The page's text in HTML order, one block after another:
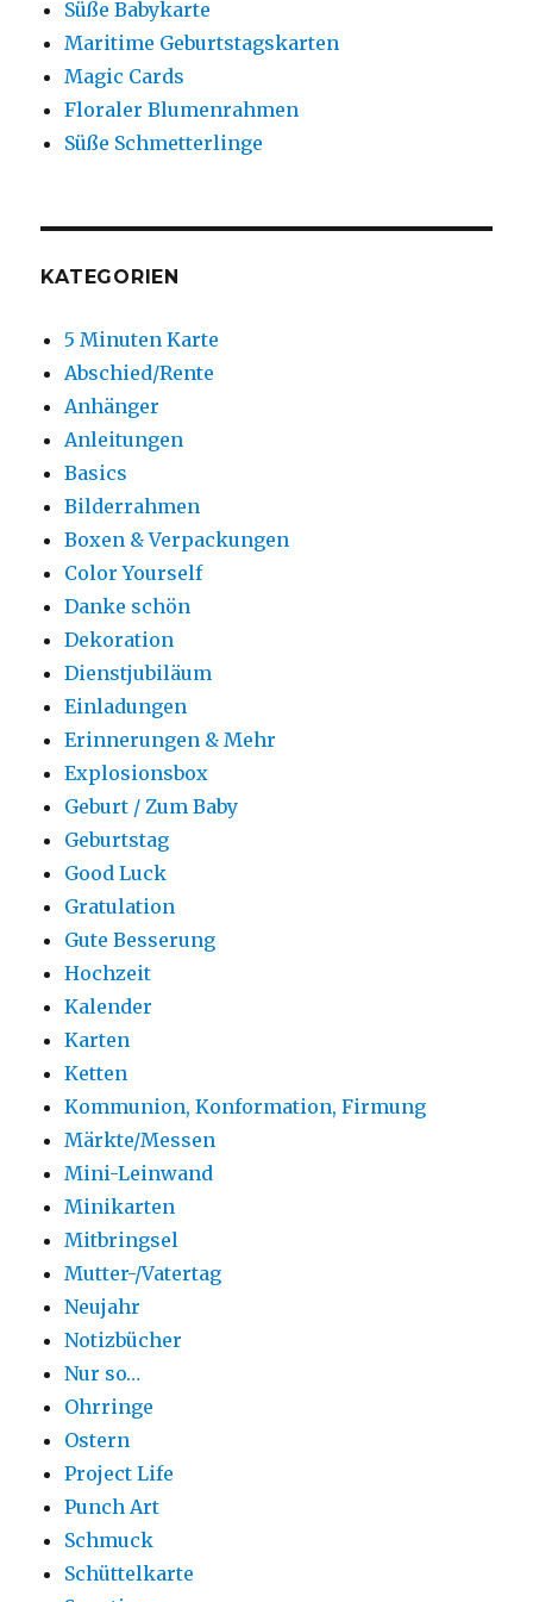
Süße Babykarte
Maritime Geburtstagskarten
Magic Cards
Floraler Blumenrahmen
Süße Schmetterlinge
KATEGORIEN
5 Minuten Karte
Abschied/Rente
Anhänger
Anleitungen
Basics
Bilderrahmen
Boxen & Verpackungen
Color Yourself
Danke schön
Dekoration
Dienstjubiläum
Einladungen
Erinnerungen & Mehr
Explosionsbox
Geburt / Zum Baby
Geburtstag
Good Luck
Gratulation
Gute Besserung
Hochzeit
Kalender
Karten
Ketten
Kommunion, Konformation, Firmung
Märkte/Messen
Mini-Leinwand
Minikarten
Mitbringsel
Mutter-/Vatertag
Neujahr
Notizbücher
Nur so…
Ohrringe
Ostern
Project Life
Punch Art
Schmuck
Schüttelkarte